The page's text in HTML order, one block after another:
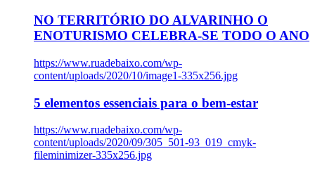
NO TERRITÓRIO DO ALVARINHO O
ENOTURISMO CELEBRA-SE TODO O ANO
https://www.ruadebaixo.com/wp-
content/uploads/2020/10/image1-335x256.jpg
5 elementos essenciais para o bem-estar
https://www.ruadebaixo.com/wp-
content/uploads/2020/09/305_501-93_019_cmyk-
fileminimizer-335x256.jpg